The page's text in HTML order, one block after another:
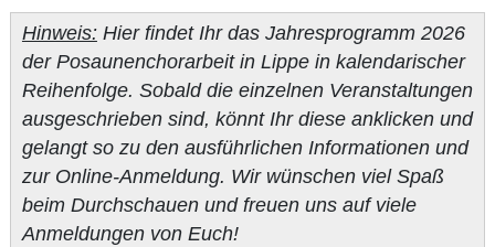
Hinweis:Hier findet Ihr das Jahresprogramm 2026
der Posaunenchorarbeit in Lippe in kalendarischer
Reihenfolge. Sobald die einzelnen Veranstaltungen
ausgeschrieben sind, könnt Ihr diese anklicken und
gelangt so zu den ausführlichen Informationen und
zur Online-Anmeldung. Wir wünschen viel Spaß
beim Durchschauen und freuen uns auf viele
Anmeldungen von Euch!